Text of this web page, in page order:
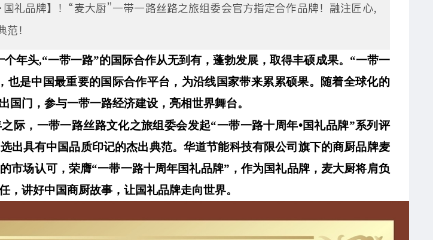
礼品牌】！“麦大厨”一带一路丝路之旅组委会官方指定合作品牌！融注匠心，
！
年头,“一带一路”的国际合作从无到有，蓬勃发展，取得丰硕成果。“一带一
也是中国最重要的国际合作平台，为沿线国家带来累累硕果。随着全球化的
国门，参与一带一路经济建设，亮相世界舞台。
际，一带一路丝路文化之旅组委会发起“一带一路十周年•国礼品牌”系列评
出具有中国品质印记的杰出典范。华道节能科技有限公司旗下的商厨品牌麦
市场认可， 荣膺“一带一路十周年国礼品牌”，作为国礼品牌，麦大厨将肩负
，讲好中国商厨故事，让国礼品牌走向世界。